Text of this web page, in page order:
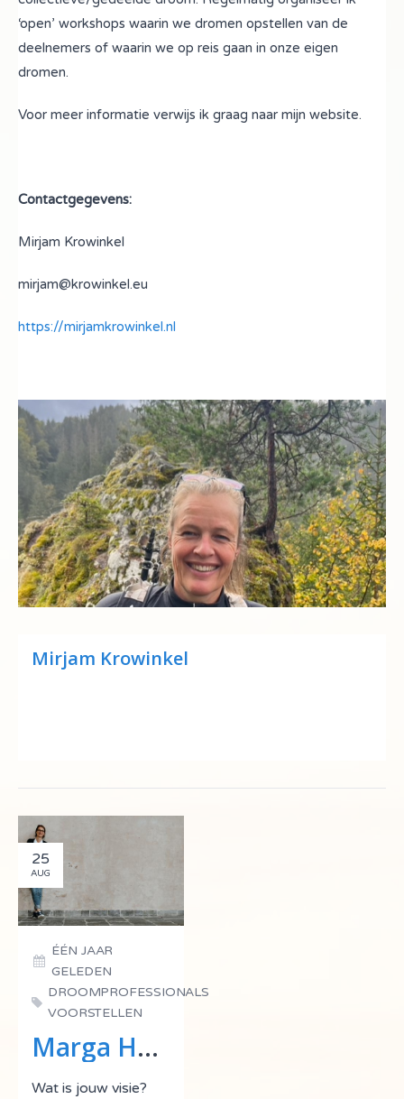
‘open’ workshops waarin we dromen opstellen van de
deelnemers of waarin we op reis gaan in onze eigen
dromen.
Voor meer informatie verwijs ik graag naar mijn website.
Contactgegevens:
Mirjam Krowinkel
mirjam@krowinkel.eu
https://mirjamkrowinkel.nl
Mirjam Krowinkel
25
AUG
Marga Haas
ÉÉN JAAR
GELEDEN
DROOMPROFESSIONALS
VOORSTELLEN
Wat is jouw visie?